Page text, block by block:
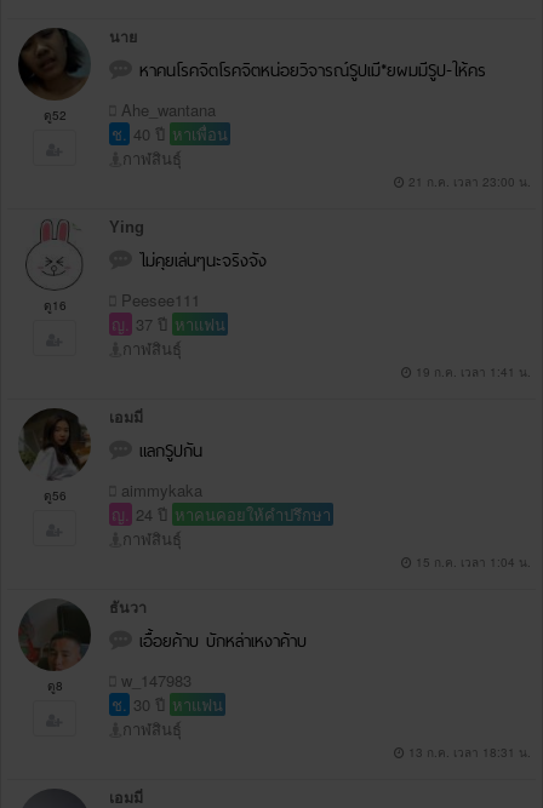
ดู52
นาย
หาคนโรคจิตโรคจิตหน่อยวิจารณ์Sูปเมี*ยผมมีSูป-ให้คร
Ahe_wantana
ช. 40 ปี หาเพื่อน
กาฬสินธุ์
21 ก.ค. เวลา 23:00 น.
ดู16
Ying
ไม่คุยเล่นๆนะจริงจัง
Peesee111
ญ. 37 ปี หาแฟน
กาฬสินธุ์
19 ก.ค. เวลา 1:41 น.
ดู56
เอมมี่
แลกSูปกัน
aimmykaka
ญ. 24 ปี หาคนคอยให้คำปรึกษา
กาฬสินธุ์
15 ก.ค. เวลา 1:04 น.
ดู8
ธันวา
เอื้อยค้าบ บักหล่าเหงาค้าบ
w_147983
ช. 30 ปี หาแฟน
กาฬสินธุ์
13 ก.ค. เวลา 18:31 น.
เอมมี่